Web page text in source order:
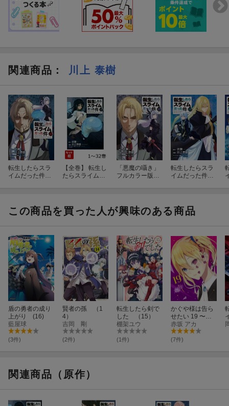
関連商品 ： 川上 泰樹
転生したらスラ
イムだった件
【全巻】 転生し
たらスライムだ
「悪魔の囁き」
フルカラー版小
特装版
転生したらスラ
イムだった件
この商品を買った人が興味のある商品
盾の勇者の成り
上がり (16)
藍屋球
(3件)
賢者の孫 （1
4）
吉岡 剛
(2件)
転生したら剣で
した （15）
棚架ユウ
(1件)
かぐや様は告ら
せたい 19 〜天
才たちの恋愛頭
脳戦〜
赤坂 アカ
(7件)
関連商品（原作）